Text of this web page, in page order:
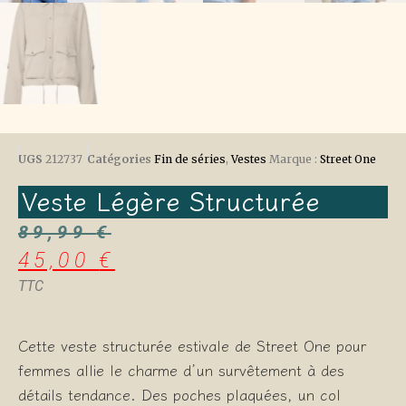
UGS 212737 Catégories Fin de séries,Vestes Marque : Street One
Veste Légère Structurée
89,99€
45,00€
TTC
Cette veste structurée estivale de Street One pour
femmes allie le charme d’un survêtement à des
détails tendance. Des poches plaquées, un col